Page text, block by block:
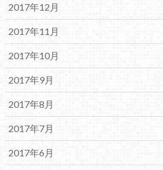
2017年12月
2017年11月
2017年10月
2017年9月
2017年8月
2017年7月
2017年6月